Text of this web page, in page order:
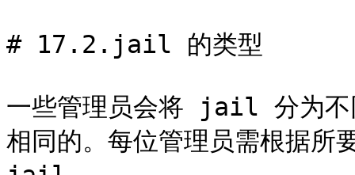
# 17.2.jail 的类型
一些管理员会将 jail 分为不
相同的。每位管理员需根据所